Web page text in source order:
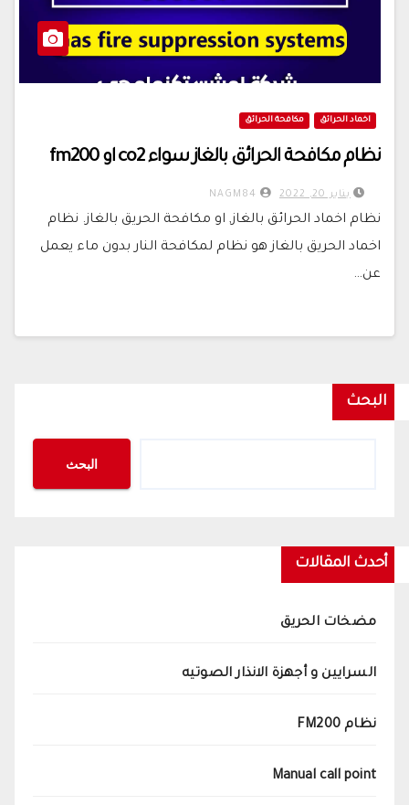
اخماد الحرائق مكافحة الحرائق
نظام مكافحة الحرائق بالغاز سواء co2 او fm200
يناير 20, 2022
نظام اخماد الحرائق بالغاز, او مكافحة الحريق بالغاز. نظام
اخماد الحريق بالغاز هو نظام لمكافحة النار بدون ماء يعمل
عن…
البحث
البحث
أحدث المقالات
مضخات الحريق
السرايين و أجهزة الانذار الصوتيه
نظام FM200
Manual call point